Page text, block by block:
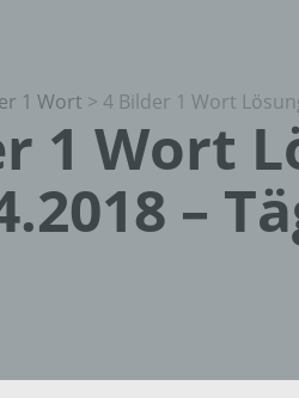
1 Wort > 4 Bilder 1 Wort
1 Wort
–